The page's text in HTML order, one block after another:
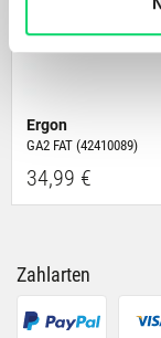
anbieten zu
zu analysieren.
Unsere Partner
ihnen
Ergon
GA2 FAT (42410089)
34,99 €
Zahlarten